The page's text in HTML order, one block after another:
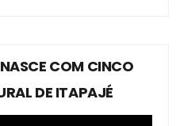
COM CINCO
DE ITAPAJÉ